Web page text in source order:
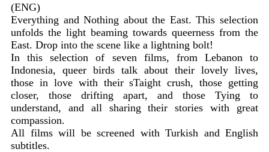
(ENG)
Everything and Nothing about the East. This selection
unfolds the light beaming towards queerness from the
East. Drop into the scene like a lightning bolt!
In this selection of seven films, from Lebanon to
Indonesia, queer birds talk about their lovely lives,
those in love with their sTaight crush, those getting
closer, those drifting apart, and those Tying to
understand, and all sharing their stories with great
compassion.
All films will be screened with Turkish and English
subtitles.